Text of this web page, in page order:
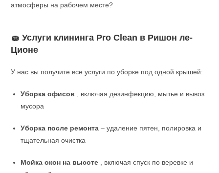
атмосферы на рабочем месте?
🧽 Услуги клининга Pro Clean в Ришон ле-
Ционе
У нас вы получите все услуги по уборке под одной крышей:
Уборка офисов , включая дезинфекцию, мытье и вывоз
мусора
Уборка после ремонта – удаление пятен, полировка и
тщательная очистка
Мойка окон на высоте , включая спуск по веревке и